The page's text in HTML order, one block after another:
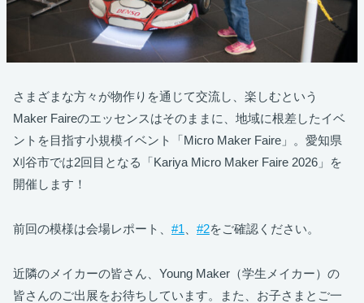
さまざまな方々が物作りを通じて交流し、楽しむという
Maker Faireのエッセンスはそのままに、地域に根差したイベ
ントを目指す小規模イベント「Micro Maker Faire」。愛知県
刈谷市では2回目となる「Kariya Micro Maker Faire 2026」を
開催します！
前回の模様は会場レポート、 #1 #2をご確認ください。
近隣のメイカーの皆さん、Young Maker（学生メイカー）の
皆さんのご出展をお待ちしています。また、お子さまとご一